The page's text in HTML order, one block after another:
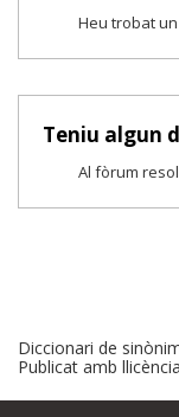
Heu trobat
Teniu algun
Al fòrum
Diccionari de
Publicat amb llicència